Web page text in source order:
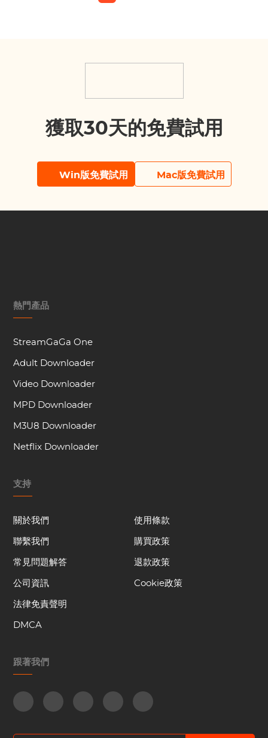
獲取30天的免費試用
Win版免費試用 Mac版免費試用
熱門產品
StreamGaGa One
Adult Downloader
Video Downloader
MPD Downloader
M3U8 Downloader
Netflix Downloader
支持
關於我們
聯繫我們
常見問題解答
公司資訊
法律免責聲明
DMCA
使用條款
購買政策
退款政策
Cookie政策
跟著我們